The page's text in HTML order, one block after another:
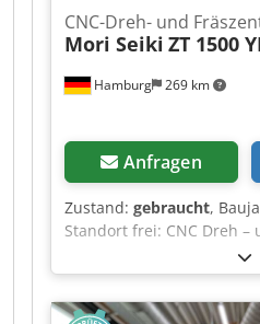
Hamburg 269 km
CNC-Dreh- und
Mori Seiki ZT 1500
Anfragen
Zustand: gebraucht,
Standort frei: CNC Dreh
Seiki Type ZT 1500 YB
Dksdpfoztkfhsx Ai Tsr
Haupt und Gegenspindel